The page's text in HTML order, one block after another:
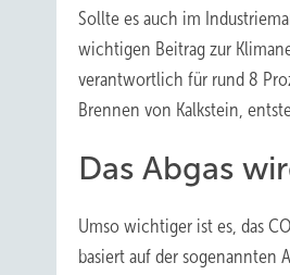
Sollte es auch im
wichtigen Beitrag zur
verantwortlich für rund 8
Brennen von Kalkstein,
Das Abgas
Umso wichtiger ist es, das
basiert auf der